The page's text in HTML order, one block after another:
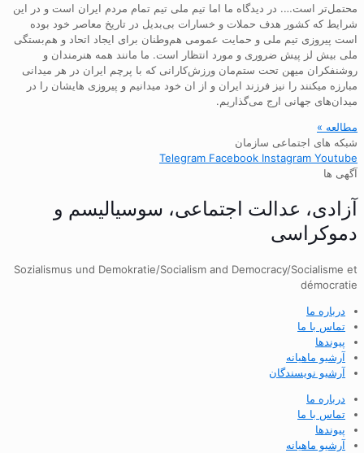
محتمل‌تر است…. در دیدگاه ما اما تیم ملی تیم تمام مردم ایران است و در این
شرایط که کشور هدف حملات و خسارات بی‌بدیل در تاریخ معاصر خود بوده
است پیروزی تیم ملی و حمایت عمومی هم‌وطنان برای ایجاد اتحاد و هم‌بستگی
ملی بیش لز پیش ضروری و مورد انتظار است. ما مانند همه هنرمندان و
روشنفکران میهن تحت ستم‌مان ورزش‌کارانی که با پرچم ایران در هر میدانی
مبارزه میکنند را نیز فرزند ایران و از ان خود میدانیم و پیروزی هایشان را در
میدان‌های جهانی ارج می‌گذاریم.
مطالعه »
شبکه های اجتماعی سازمان
Telegram Facebook Instagram Youtube
آگهی ها
آزادی، عدالت اجتماعی، سوسیالیسم و
دموکراسی
Sozialismus und Demokratie/Socialism and Democracy/Socialisme et
démocratie
درباره ما
تماس با ما
پیوندها
آرشیو ماهیانه
آرشیو نویسندگان
درباره ما
تماس با ما
پیوندها
آرشیو ماهیانه